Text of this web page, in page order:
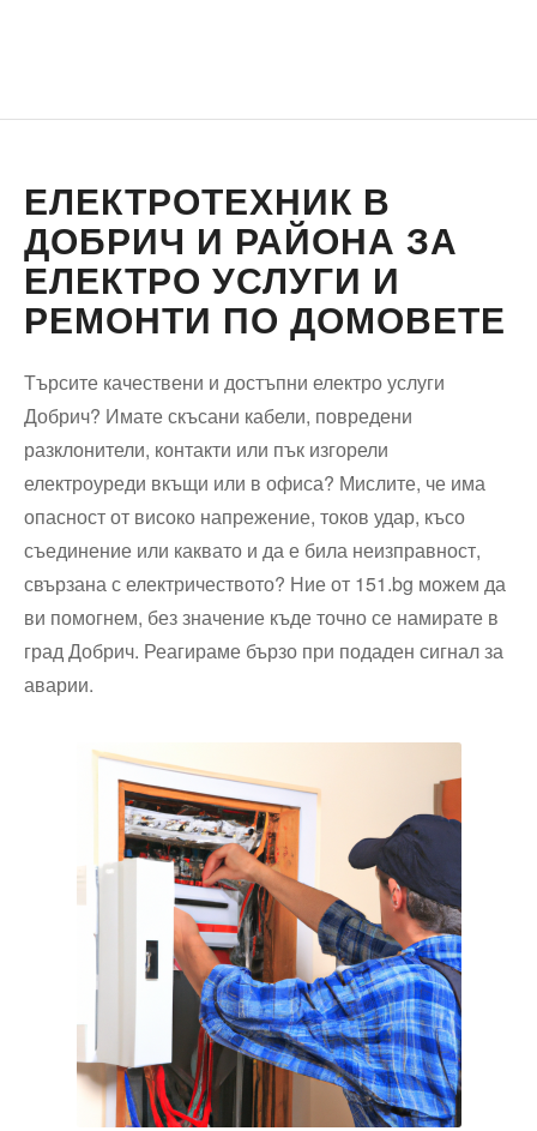
ЕЛЕКТРОТЕХНИК В
ДОБРИЧ И РАЙОНА ЗА
ЕЛЕКТРО УСЛУГИ И
РЕМОНТИ ПО ДОМОВЕТЕ
Търсите качествени и достъпни електро услуги
Добрич? Имате скъсани кабели, повредени
разклонители, контакти или пък изгорели
електроуреди вкъщи или в офиса? Мислите, че има
опасност от високо напрежение, токов удар, късо
съединение или каквато и да е била неизправност,
свързана с електричеството? Ние от 151.bg можем да
ви помогнем, без значение къде точно се намирате в
град Добрич. Реагираме бързо при подаден сигнал за
аварии.